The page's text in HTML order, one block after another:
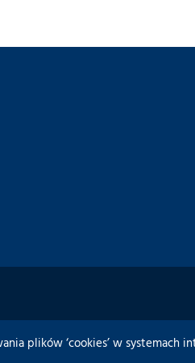
plików ‘cookies’ w systemach